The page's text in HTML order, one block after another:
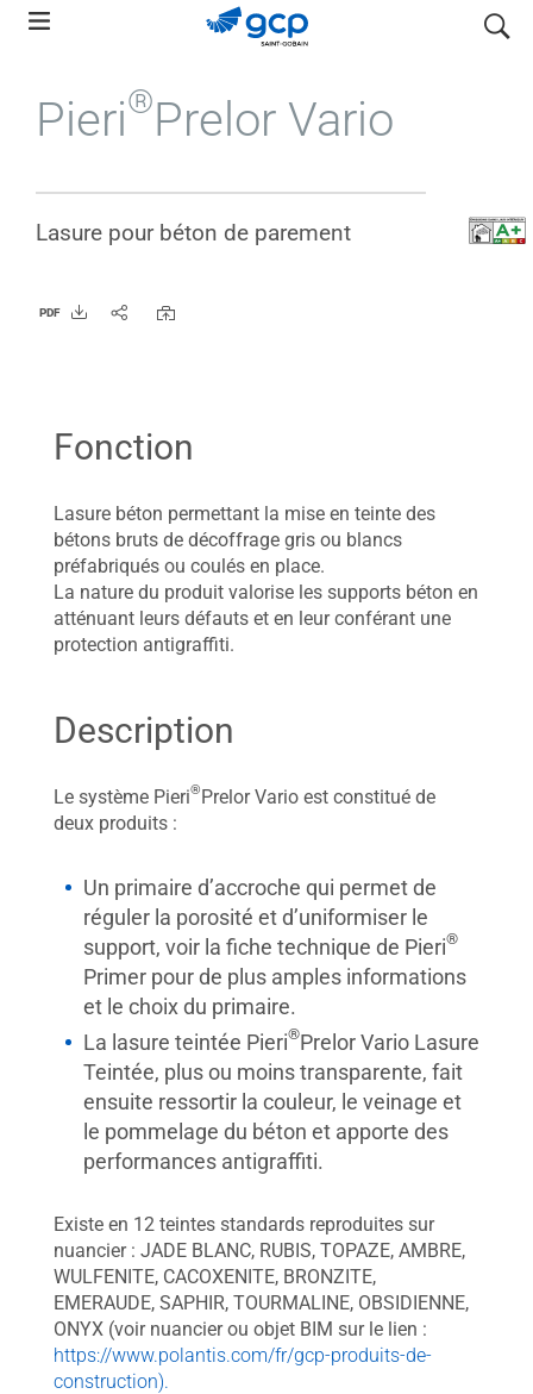
Skip
navigation
search
Pieri®Prelor Vario
Lasure pour béton de parement
PDF
Fonction
Lasure béton permettant la mise en teinte des
bétons bruts de décoffrage gris ou blancs
préfabriqués ou coulés en place.
La nature du produit valorise les supports béton en
atténuant leurs défauts et en leur conférant une
protection antigraffiti.
Description
Le système Pieri®Prelor Vario est constitué de
deux produits :
Un primaire d’accroche qui permet de
réguler la porosité et d’uniformiser le
support, voir la fiche technique de Pieri®
Primer pour de plus amples informations
et le choix du primaire.
La lasure teintée Pieri®Prelor Vario Lasure
Teintée, plus ou moins transparente, fait
ensuite ressortir la couleur, le veinage et
le pommelage du béton et apporte des
performances antigraffiti.
Existe en 12 teintes standards reproduites sur
nuancier : JADE BLANC, RUBIS, TOPAZE, AMBRE,
WULFENITE, CACOXENITE, BRONZITE,
EMERAUDE, SAPHIR, TOURMALINE, OBSIDIENNE,
ONYX (voir nuancier ou objet BIM sur le lien :
https://www.polantis.com/fr/gcp-produits-de-
construction).